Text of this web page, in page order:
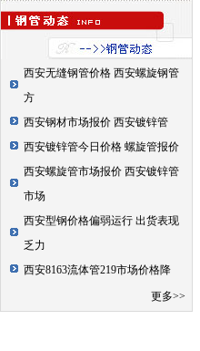
西安无缝钢管价格 西安螺旋钢管
方
西安钢材市场报价 西安镀锌管
西安镀锌管今日价格 螺旋管报价
西安螺旋管市场报价 西安镀锌管
市场
西安型钢价格偏弱运行 出货表现
乏力
西安8163流体管219市场价格降
更多>>